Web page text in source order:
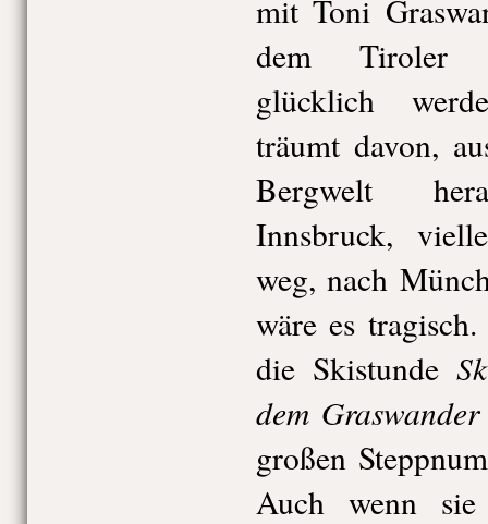
mit Toni
dem Tiroler
glücklich
träumt davon,
Bergwelt
Innsbruck,
weg, nach
wäre es
die Skistunde
dem
großen
Auch wenn